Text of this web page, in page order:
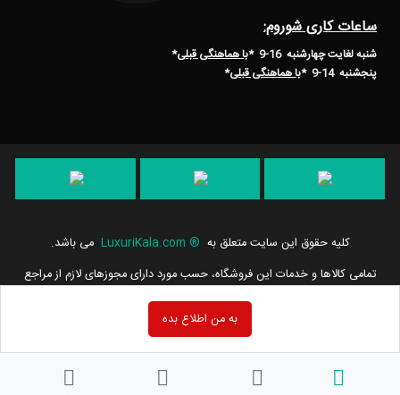
به من اطلاع بده
ساعات کاری شوروم:
شنبه لغایت چهارشنبه 16-9 * با هماهنگی قبلی*
پنجشنبه 14-9
*با هماهنگی قبلی*
کلیه حقوق این سایت متعلق به ®
LuxuriKala.com می باشد.
تمامی كالاها و خدمات این فروشگاه، حسب مورد دارای مجوزهای لازم از مراجع
مربوطه می باشند و فعالیت های این سایت تابع قوانین و مقررات جمهوری